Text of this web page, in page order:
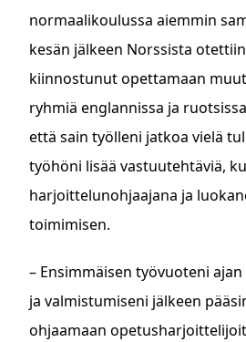
normaalikoulussa aiemmin
kesän jälkeen Norssista
kiinnostunut opettamaan
ryhmiä englannissa ja
että sain työlleni jatkoa vielä
työhöni lisää vastuutehtäviä,
harjoittelunohjaajana ja
toimimisen.
– Ensimmäisen työvuoteni
ja valmistumiseni jälkeen
ohjaamaan